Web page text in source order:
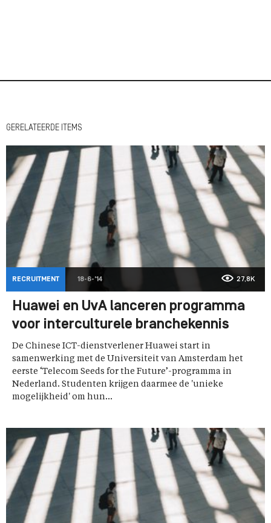
GERELATEERDE ITEMS
RECRUITMENT 18-6-'14 27,8K
Huawei en UvA lanceren programma
voor interculturele branchekennis
De Chinese ICT-dienstverlener Huawei start in
samenwerking met de Universiteit van Amsterdam het
eerste ‘Telecom Seeds for the Future’-programma in
Nederland. Studenten krijgen daarmee de 'unieke
mogelijkheid' om hun...